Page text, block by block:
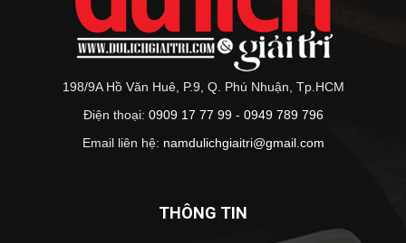
198/9A Hồ Văn Huê, P.9, Q. Phú Nhuận, Tp.HCM
Điện thoại: 0909 17 77 99 - 0949 789 796
Email liên hệ: namdulichgiaitri@gmail.com
THÔNG TIN